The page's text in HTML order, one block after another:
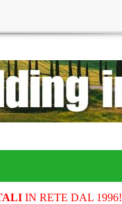
IN RETE DAL 1996!